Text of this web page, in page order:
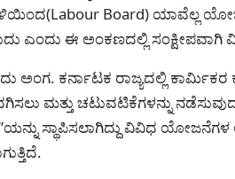
Board) ಯಾವೆಲ್ಲ
ಎಂದು ಈ ಅಂಕಣದಲ್ಲಿ ಸಂಕ್ಷೀಪವಾಗಿ
ಅಂಗ. ಕರ್ನಾಟಕ ರಾಜ್ಯದಲ್ಲಿ ಕಾರ್ಮಿಕರ
ಮತ್ತು ಚಟುವಟಿಕೆಗಳನ್ನು
ಸ್ಥಾಪಿಸಲಾಗಿದ್ದು ವಿವಿಧ ಯೋಜನೆಗಳ